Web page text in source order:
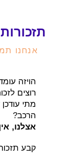
אנחנו
הויזה
רוצים
מתי
הרכב?
אצלנו,
קבע